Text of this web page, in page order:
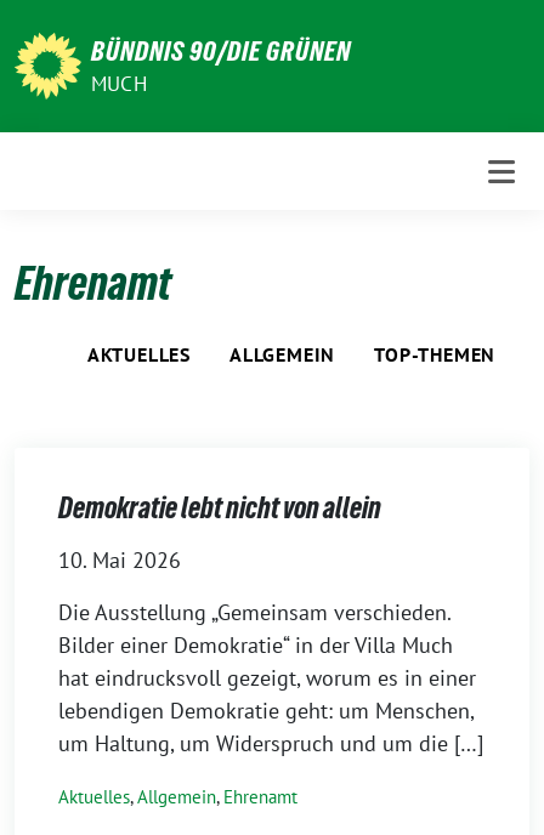
zum
Inhalt
BÜNDNIS 90/DIE GRÜNEN
MUCH
Ehrenamt
AKTUELLES ALLGEMEIN TOP-THEMEN
Demokratie lebt nicht von allein
10. Mai 2026
Die Ausstellung „Gemeinsam verschieden.
Bilder einer Demokratie“ in der Villa Much
hat eindrucksvoll gezeigt, worum es in einer
lebendigen Demokratie geht: um Menschen,
um Haltung, um Widerspruch und um die […]
Aktuelles,Allgemein, Ehrenamt